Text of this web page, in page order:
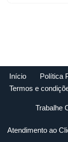
Início Política
Termos e
Trabalhe
Atendimento ao